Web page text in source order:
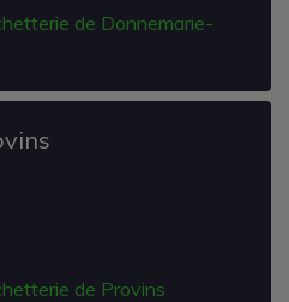
de Donnemarie-
de Provins